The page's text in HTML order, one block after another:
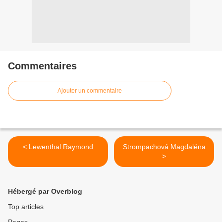
Commentaires
Ajouter un commentaire
< Lewenthal Raymond
Strompachová Magdaléna
>
Hébergé par Overblog
Top articles